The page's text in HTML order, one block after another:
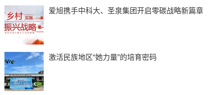
爱旭携手中科大、圣泉集团开启零碳战略新篇章
激活民族地区“她力量”的培育密码